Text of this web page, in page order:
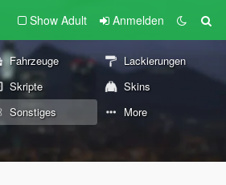
Show Adult Anmelden
Fahrzeuge
Lackierungen
Skripte
Skins
Sonstiges More